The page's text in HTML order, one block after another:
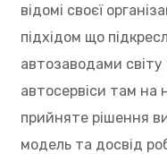
відомі своєї
підхідом що
автозаводами світу
автосервіси там на
прийняте рішення
модель та досвід